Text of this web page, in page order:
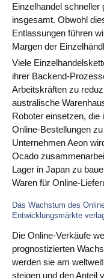
Videos
Was ist PIM
Preis
Kontakt
Einzelhandel
insgesamt. Obwohl
Entlassungen führen
Margen der
Viele
ihrer Backend-
Arbeitskräften zu
australische
Roboter einsetzen, die
Online-Bestellungen
Unternehmen Aeon
Ocado
Lager in Japan zu
Waren für Online-
Das Wachstum des
Entwicklungsmärkte
Die Online-Verkäufe
prognostizierten
werden sie am
steigen und den Anteil